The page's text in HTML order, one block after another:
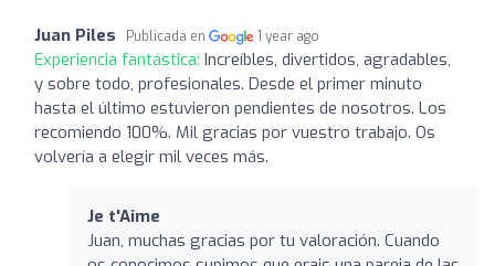
Juan Piles Publicada en 1 year ago
Experiencia fantástica: Increíbles, divertidos, agradables,
y sobre todo, profesionales. Desde el primer minuto
hasta el último estuvieron pendientes de nosotros. Los
recomiendo 100%. Mil gracias por vuestro trabajo. Os
volvería a elegir mil veces más.
Je t'Aime
Juan, muchas gracias por tu valoración. Cuando